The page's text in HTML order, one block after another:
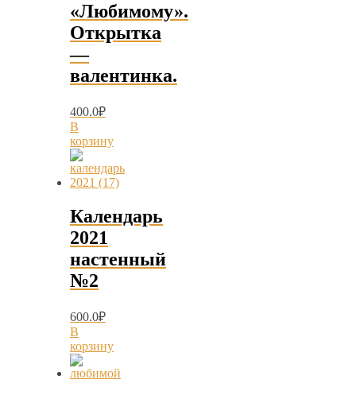
«Любимому».
Открытка
—
валентинка.
400.0₽
В
корзину
Календарь
2021
настенный
№2
600.0₽
В
корзину